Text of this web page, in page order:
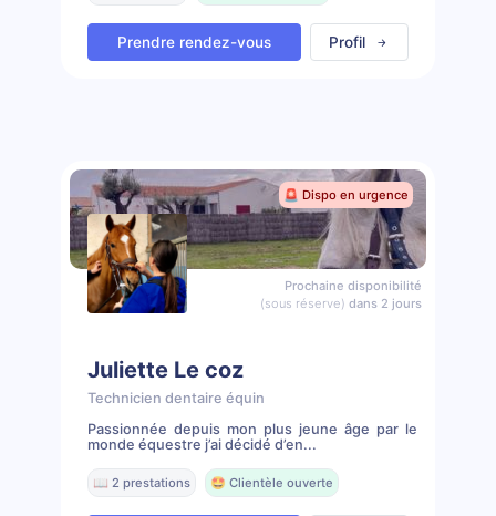
Prendre rendez-vous Profil
🚨 Dispo en urgence
Prochaine disponibilité
(sous réserve) dans 2 jours
Juliette Le coz
Technicien dentaire équin
Passionnée depuis mon plus jeune âge par le
monde équestre j’ai décidé d’en...
📖 2 prestations 🤩 Clientèle ouverte